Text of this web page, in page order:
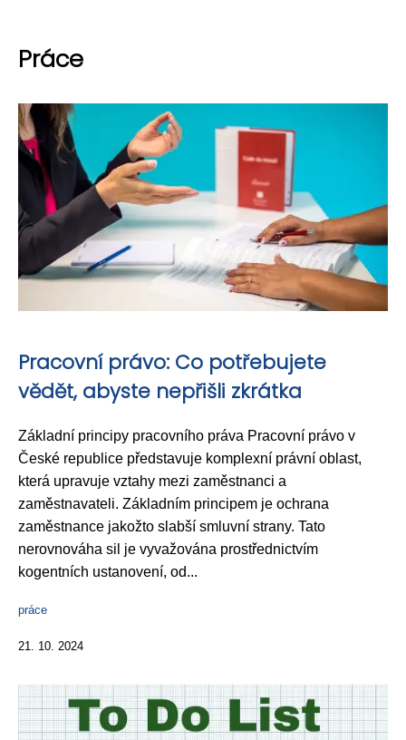
Práce
Pracovní právo: Co potřebujete
vědět, abyste nepřišli zkrátka
Základní principy pracovního práva Pracovní právo v
České republice představuje komplexní právní oblast,
která upravuje vztahy mezi zaměstnanci a
zaměstnavateli. Základním principem je ochrana
zaměstnance jakožto slabší smluvní strany. Tato
nerovnováha sil je vyvažována prostřednictvím
kogentních ustanovení, od...
práce
21. 10. 2024